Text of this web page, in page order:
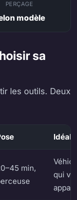
PERÇAGE
modèle
sa
les outils. Deux
Idéal
min,
qui